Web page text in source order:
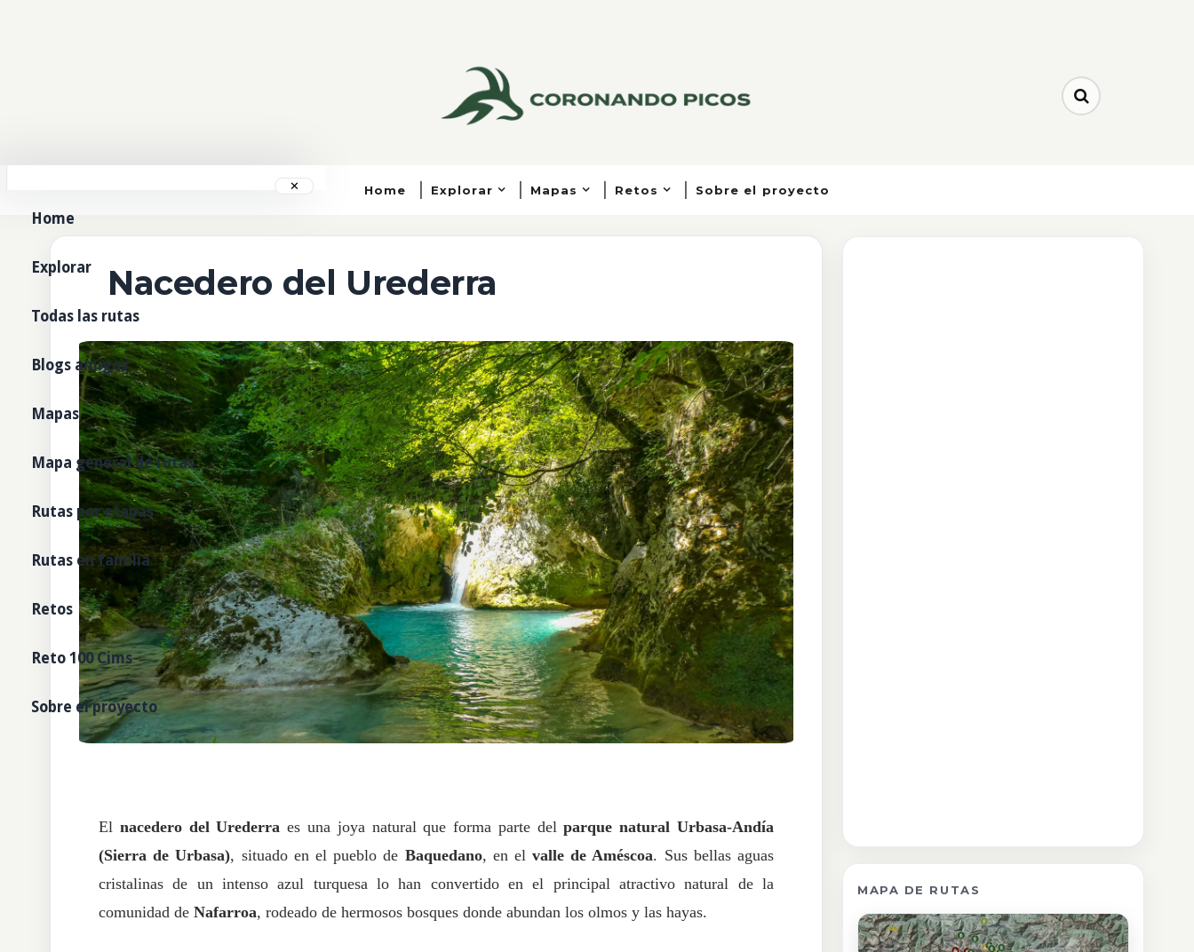
✕
Home
Explorar
Todas las rutas
Blogs amigos
Mapas
Mapa general de rutas
Rutas por etapas
Rutas en familia
Retos
Reto 100 Cims
Sobre el proyecto
Home Explorar Mapas Retos Sobre el proyecto
Nacedero del Urederra
El nacedero del Urederra es una joya natural que forma parte delparque natural Urbasa-Andía
(Sierra de Urbasa), situado en el pueblo de Baquedano, en elvalle de Améscoa. Sus bellas aguas
cristalinas de un intenso azul turquesa lo han convertido en el principal atractivo natural de la
comunidad de Nafarroa, rodeado de hermosos bosques donde abundan los olmos y las hayas.
MAPA DE RUTAS